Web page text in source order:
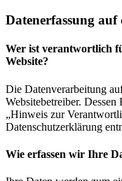
Datenerfassung auf
Wer ist verantwortlich
Website?
Die Datenverarbeitung
Websitebetreiber.
„Hinweis zur
Datenschutzerklärung
Wie erfassen wir Ihre